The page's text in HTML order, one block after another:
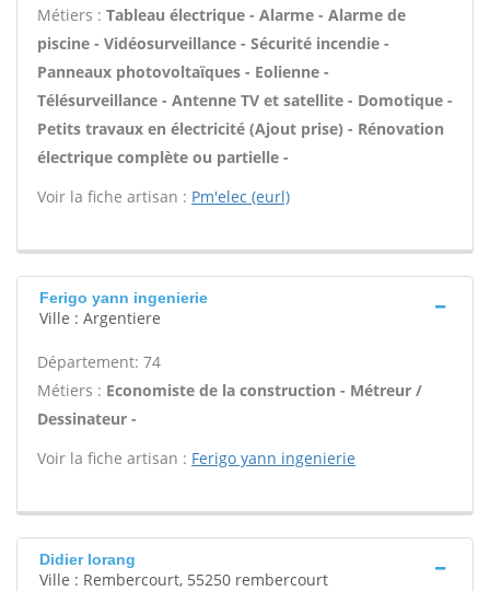
Métiers : Tableau électrique - Alarme - Alarme de
piscine - Vidéosurveillance - Sécurité incendie -
Panneaux photovoltaïques - Eolienne -
Télésurveillance - Antenne TV et satellite - Domotique -
Petits travaux en électricité (Ajout prise) - Rénovation
électrique complète ou partielle -
Voir la fiche artisan : Pm'elec (eurl)
Ferigo yann ingenierie
Ville : Argentiere
Département: 74
Métiers : Economiste de la construction - Métreur /
Dessinateur -
Voir la fiche artisan : Ferigo yann ingenierie
Didier lorang
Ville : Rembercourt, 55250 rembercourt